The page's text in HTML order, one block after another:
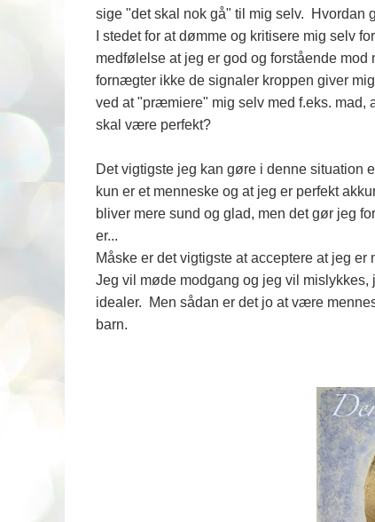
sige "det skal nok gå" til mig selv. Hvordan
I stedet for at dømme og kritisere mig selv
medfølelse at jeg er god og forstående
fornægter ikke de signaler kroppen giver
ved at "præmiere" mig selv med f.eks.
skal være perfekt?
Det vigtigste jeg kan gøre i denne situation
kun er et menneske og at jeg er perfekt
bliver mere sund og glad, men det gør jeg
er...
Måske er det vigtigste at acceptere at jeg
Jeg vil møde modgang og jeg vil
idealer. Men sådan er det jo at være
barn.